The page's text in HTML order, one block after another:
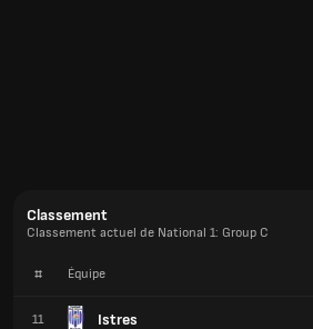
Classement
Classement actuel de National 1: Group C
# Équipe
11 Istres